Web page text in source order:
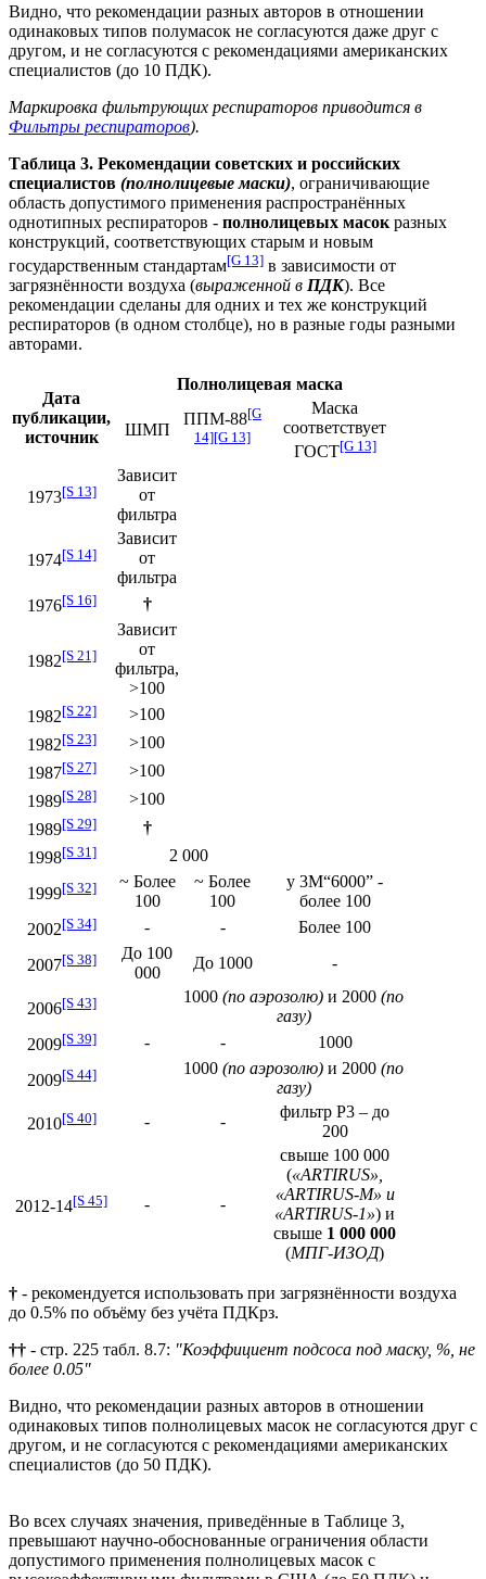
Видно, что рекомендации разных авторов в отношении
одинаковых типов полумасок не согласуются даже друг с
другом, и не согласуются с рекомендациями американских
специалистов (до 10 ПДК).
Маркировка фильтрующих респираторов приводится в
Фильтры респираторов).
Таблица 3. Рекомендации советских и российских
специалистов (полнолицевые маски), ограничивающие
область допустимого применения распространённых
однотипных респираторов - полнолицевых масок разных
конструкций, соответствующих старым и новым
государственным стандартам[G 13] в зависимости от
загрязнённости воздуха (выраженной в ПДК). Все
рекомендации сделаны для одних и тех же конструкций
респираторов (в одном столбце), но в разные годы разными
авторами.
Дата
публикации,
источник
Полнолицевая маска
ШМП
ППМ-88[G
14][G 13]
Маска
соответствует
ГОСТ[G 13]
1973[S 13]
Зависит
от
фильтра
1974[S 14]
Зависит
от
фильтра
1976[S 16] †
1982[S 21]
Зависит
от
фильтра,
>100
1982[S 22]
>100
1982[S 23]
>100
1987[S 27]
>100
1989[S 28]
>100
1989[S 29]
†
1998[S 31] 2 000
1999[S 32]
~ Более
100
~ Более
100
у 3М“6000” -
более 100
2002[S 34] - - Более 100
2007[S 38]
До 100
000
До 1000 -
2006[S 43] 1000 (по аэрозолю) и 2000 (по
газу)
2009[S 39] - - 1000
2009[S 44] 1000 (по аэрозолю) и 2000 (по
газу)
2010[S 40] - -
фильтр P3 – до
200
2012-14[S 45] - -
свыше 100 000
(«ARTIRUS»,
«ARTIRUS-M» и
«ARTIRUS-1») и
свыше 1 000 000
(МПГ-ИЗОД)
† - рекомендуется использовать при загрязнённости воздуха
до 0.5% по объёму без учёта ПДКрз.
†† - стр. 225 табл. 8.7: "Коэффициент подсоса под маску, %, не
более 0.05"
Видно, что рекомендации разных авторов в отношении
одинаковых типов полнолицевых масок не согласуются друг с
другом, и не согласуются с рекомендациями американских
специалистов (до 50 ПДК).
Во всех случаях значения, приведённые в Таблице 3,
превышают научно-обоснованные ограничения области
допустимого применения полнолицевых масок с